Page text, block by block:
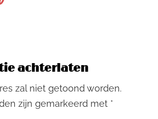
achterlaten
zal niet getoond worden.
zijn gemarkeerd met *